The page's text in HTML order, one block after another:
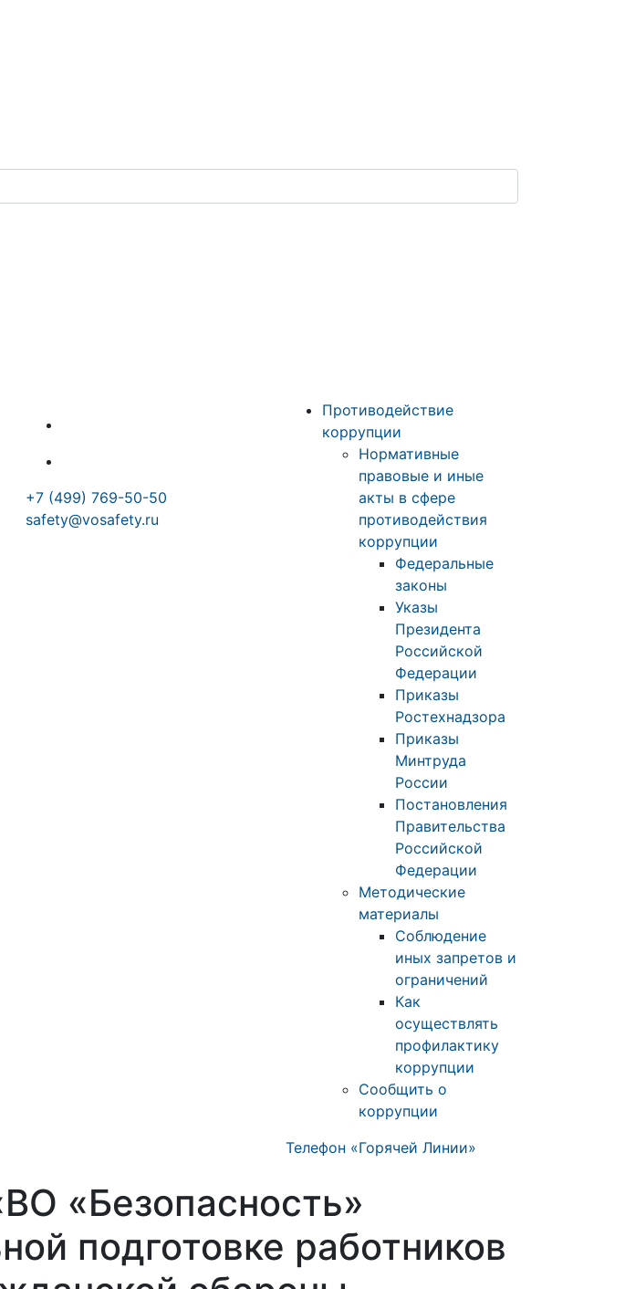
+7 (499) 769-50-50
safety@vosafety.ru
Противодействие
коррупции
Нормативные
правовые и иные
акты в сфере
противодействия
коррупции
Федеральные
законы
Указы
Президента
Российской
Федерации
Приказы
Ростехнадзора
Приказы
Минтруда
России
Постановления
Правительства
Российской
Федерации
Методические
материалы
Соблюдение
иных запретов и
ограничений
Как
осуществлять
профилактику
коррупции
Сообщить о
коррупции
Телефон «Горячей Линии»
«Безопасность»
подготовке работников